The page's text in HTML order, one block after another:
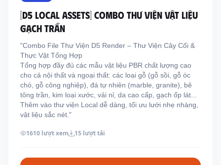
Email:
funkystylemanage@gmail.com
Đăng nhập
Đăng ký
[D5 LOCAL ASSETS] COMBO THƯ VIỆN VẬT LIỆU
GẠCH TRẦN
"Combo File Thư Viện D5 Render – Thư Viện Cây Cối &
Thực Vật Tổng Hợp
Tổng hợp đầy đủ các mẫu vật liệu PBR chất lượng cao
cho cả nội thất và ngoại thất: các loại gỗ (gỗ sồi, gỗ óc
chó, gỗ công nghiệp), đá tự nhiên (marble, granite), bê
tông trần, kim loại xước, vải nỉ, da cao cấp, gạch ốp lát...
Thêm vào thư viện Local dễ dàng, tối ưu lưới nhẹ nhàng,
vật liệu sắc nét."
1610 lượt xem 15 lượt tải